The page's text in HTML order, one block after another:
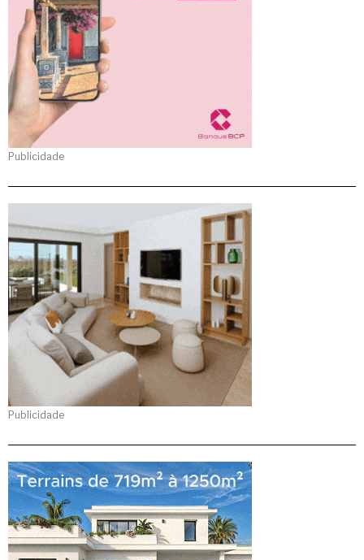
Publicidade
Publicidade